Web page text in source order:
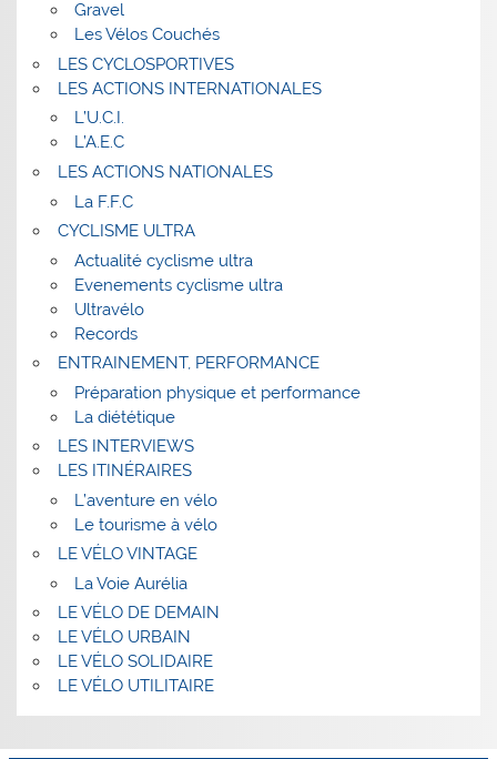
Gravel
Les Vélos Couchés
LES CYCLOSPORTIVES
LES ACTIONS INTERNATIONALES
L’U.C.I.
L’A.E.C
LES ACTIONS NATIONALES
La F.F.C
CYCLISME ULTRA
Actualité cyclisme ultra
Evenements cyclisme ultra
Ultravélo
Records
ENTRAINEMENT, PERFORMANCE
Préparation physique et performance
La diététique
LES INTERVIEWS
LES ITINÉRAIRES
L’aventure en vélo
Le tourisme à vélo
LE VÉLO VINTAGE
La Voie Aurélia
LE VÉLO DE DEMAIN
LE VÉLO URBAIN
LE VÉLO SOLIDAIRE
LE VÉLO UTILITAIRE